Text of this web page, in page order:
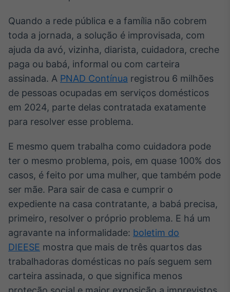
Em breve
BroadFast
Em breve
Gestão de
Investimentos
Em breve
Tokenização
de ativos
Em breve
Quando a rede pública e a família não cobrem
toda a jornada, a solução é improvisada, com
ajuda da avó, vizinha, diarista, cuidadora, creche
paga ou babá, informal ou com carteira
assinada. A PNAD Contínua registrou 6 milhões
de pessoas ocupadas em serviços domésticos
em 2024, parte delas contratada exatamente
para resolver esse problema.
E mesmo quem trabalha como cuidadora pode
ter o mesmo problema, pois, em quase 100% dos
casos, é feito por uma mulher, que também pode
ser mãe. Para sair de casa e cumprir o
expediente na casa contratante, a babá precisa,
primeiro, resolver o próprio problema. E há um
agravante na informalidade: boletim do
DIEESE mostra que mais de três quartos das
trabalhadoras domésticas no país seguem sem
carteira assinada, o que significa menos